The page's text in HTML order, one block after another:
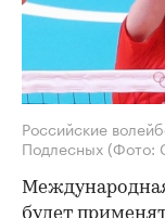
Российские
Подлесных (Фото: